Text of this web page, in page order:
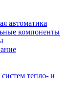
автоматика
компоненты
тепло- и